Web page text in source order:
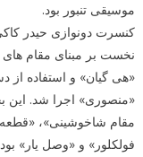
موسیقی تنبور بود.
نخست بر مبنای مقام
«هی گیان» و استفاده از
«منصوری» اجرا شد. این
مقام شاخوشینی»، «قطعه
فولکلور» و «وصل یار»